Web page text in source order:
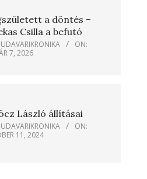
a döntés –
Csilla a befutó
ON:
7, 2026
László állításai
ON:
11, 2024